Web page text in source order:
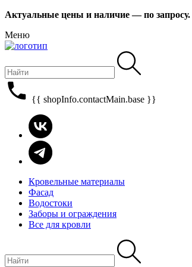
Актуальные цены и наличие — по запросу.
Меню
{{ shopInfo.contactMain.base }}
Кровельные материалы
Фасад
Водостоки
Заборы и ограждения
Все для кровли